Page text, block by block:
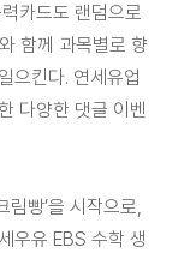
카드도 랜덤으로
함께 과목별로 향
으킨다. 연세유업
다양한 댓글 이벤
림빵’을 시작으로,
우유 EBS 수학 생